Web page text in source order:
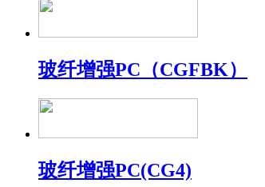
玻纤增强PC（CGFBK）
玻纤增强PC(CG4)